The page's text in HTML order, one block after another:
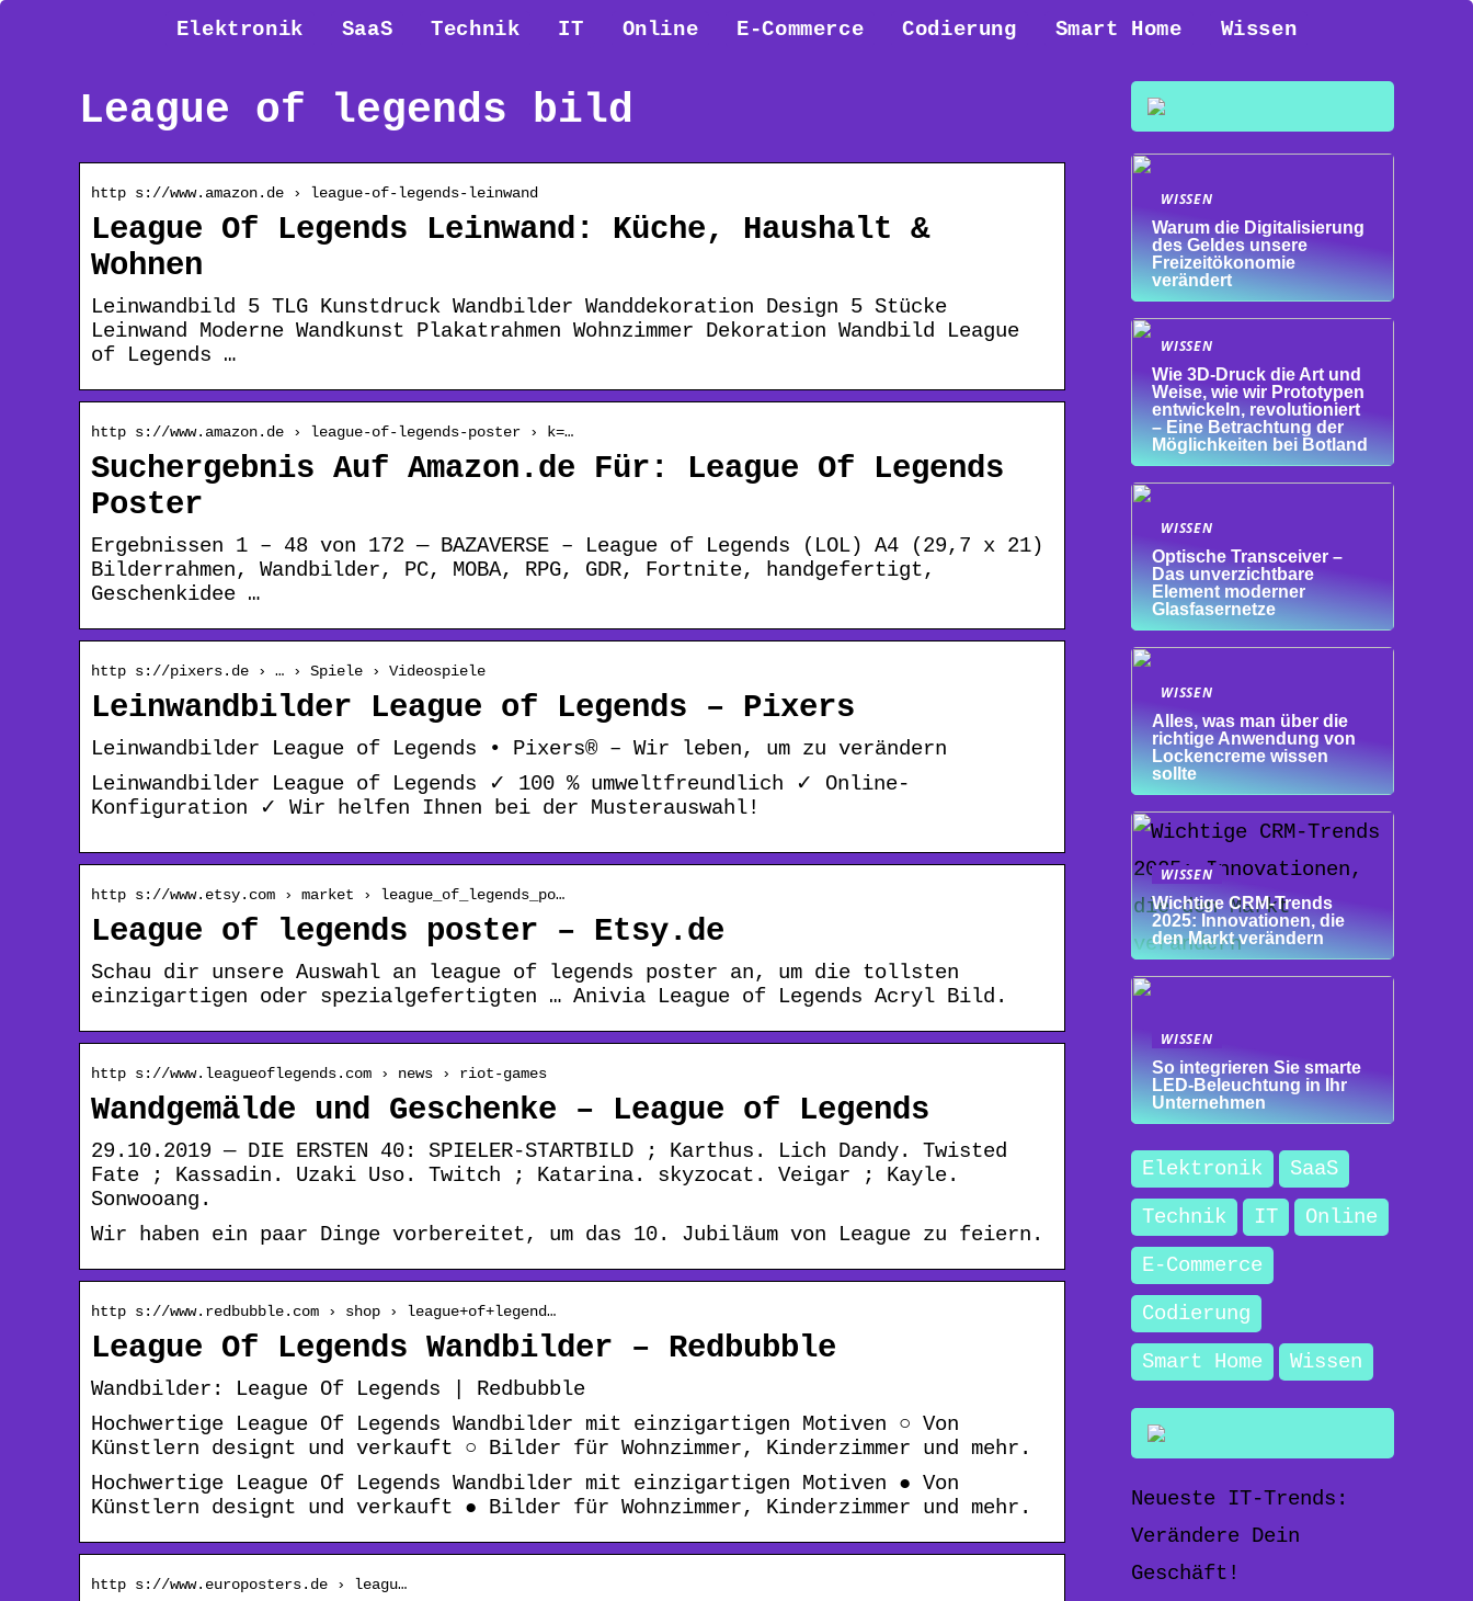
Elektronik SaaS Technik IT Online E-Commerce Codierung Smart Home Wissen
League of legends bild
http s://www.amazon.de › league-of-legends-leinwand
League Of Legends Leinwand: Küche, Haushalt &
Wohnen
Leinwandbild 5 TLG Kunstdruck Wandbilder Wanddekoration Design 5 Stücke
Leinwand Moderne Wandkunst Plakatrahmen Wohnzimmer Dekoration Wandbild League
of Legends …
http s://www.amazon.de › league-of-legends-poster › k=…
Suchergebnis Auf Amazon.de Für: League Of Legends
Poster
Ergebnissen 1 – 48 von 172 — BAZAVERSE – League of Legends (LOL) A4 (29,7 x 21)
Bilderrahmen, Wandbilder, PC, MOBA, RPG, GDR, Fortnite, handgefertigt,
Geschenkidee …
http s://pixers.de › … › Spiele › Videospiele
Leinwandbilder League of Legends – Pixers
Leinwandbilder League of Legends • Pixers® – Wir leben, um zu verändern
Leinwandbilder League of Legends ✓ 100 % umweltfreundlich ✓ Online-
Konfiguration ✓ Wir helfen Ihnen bei der Musterauswahl!
http s://www.etsy.com › market › league_of_legends_po…
League of legends poster – Etsy.de
Schau dir unsere Auswahl an league of legends poster an, um die tollsten
einzigartigen oder spezialgefertigten … Anivia League of Legends Acryl Bild.
http s://www.leagueoflegends.com › news › riot-games
Wandgemälde und Geschenke – League of Legends
29.10.2019 — DIE ERSTEN 40: SPIELER-STARTBILD ; Karthus. Lich Dandy. Twisted
Fate ; Kassadin. Uzaki Uso. Twitch ; Katarina. skyzocat. Veigar ; Kayle.
Sonwooang.
Wir haben ein paar Dinge vorbereitet, um das 10. Jubiläum von League zu feiern.
http s://www.redbubble.com › shop › league+of+legend…
League Of Legends Wandbilder – Redbubble
Wandbilder: League Of Legends | Redbubble
Hochwertige League Of Legends Wandbilder mit einzigartigen Motiven ○ Von
Künstlern designt und verkauft ○ Bilder für Wohnzimmer, Kinderzimmer und mehr.
Hochwertige League Of Legends Wandbilder mit einzigartigen Motiven ● Von
Künstlern designt und verkauft ● Bilder für Wohnzimmer, Kinderzimmer und mehr.
http s://www.europosters.de › leagu…
WISSEN
Warum die Digitalisierung
des Geldes unsere
Freizeitökonomie
verändert
WISSEN
Wie 3D-Druck die Art und
Weise, wie wir Prototypen
entwickeln, revolutioniert
– Eine Betrachtung der
Möglichkeiten bei Botland
WISSEN
Optische Transceiver –
Das unverzichtbare
Element moderner
Glasfasernetze
WISSEN
Alles, was man über die
richtige Anwendung von
Lockencreme wissen
sollte
WISSEN
Wichtige CRM-Trends
2025: Innovationen, die
den Markt verändern
WISSEN
So integrieren Sie smarte
LED-Beleuchtung in Ihr
Unternehmen
Elektronik
SaaS
Technik
IT
Online
E-Commerce
Codierung
Smart Home
Wissen
Neueste IT-Trends:
Verändere Dein
Geschäft!